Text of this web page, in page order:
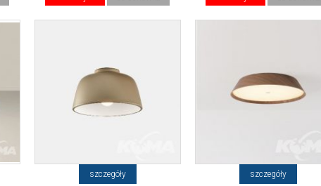
szczegóły szczegóły